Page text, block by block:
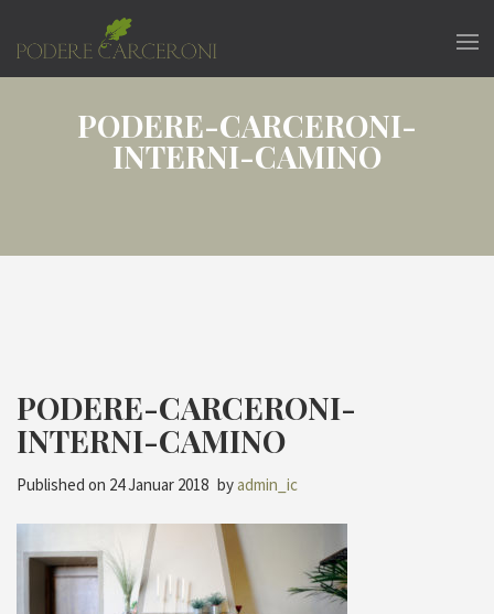
PODERE-CARCERONI-
INTERNI-CAMINO
PODERE-CARCERONI-
INTERNI-CAMINO
Published on 24 Januar 2018 byadmin_ic